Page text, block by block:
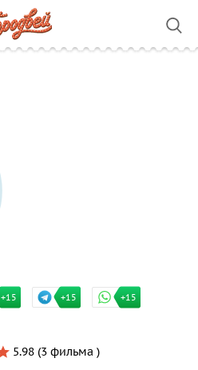
+15 +15 +15
5.98 (3 фильма )